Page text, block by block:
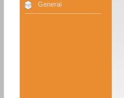
General